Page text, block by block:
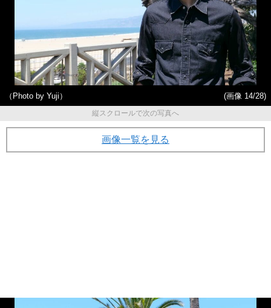
（Photo by Yuji）
(画像 14/28)
縦スクロールで次の写真へ
画像一覧を見る